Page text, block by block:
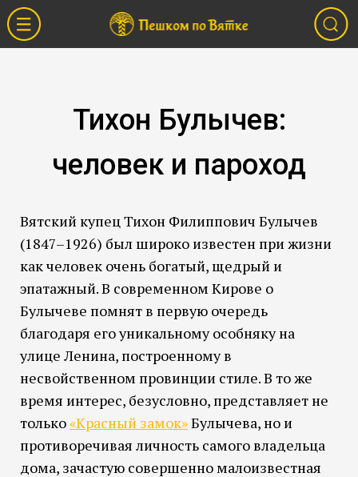
Тихон Булычев:
человек и пароход
Вятский купец Тихон Филиппович Булычев
(1847–1926) был широко известен при жизни
как человек очень богатый, щедрый и
эпатажный. В современном Кирове о
Булычеве помнят в первую очередь
благодаря его уникальному особняку на
улице Ленина, построенному в
несвойственном провинции стиле. В то же
время интерес, безусловно, представляет не
только«Красный замок»Булычева, но и
противоречивая личность самого владельца
дома, зачастую совершенно малоизвестная